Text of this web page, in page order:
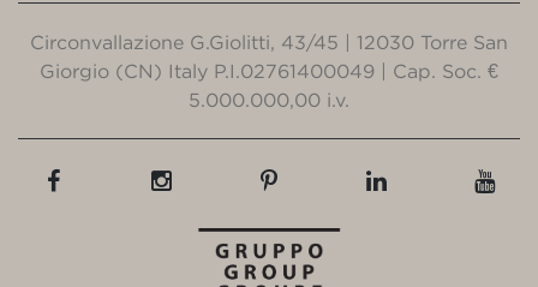
Circonvallazione G.Giolitti, 43/45 | 12030 Torre San
Giorgio (CN) Italy P.I.02761400049 | Cap. Soc. €
5.000.000,00 i.v.